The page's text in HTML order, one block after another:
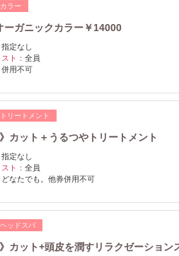
カラー
ーガニックカラー￥14000
指定なし
ト： 全員
併用不可
トリートメント
》カット＋うるつやトリートメント
指定なし
ト： 全員
どなたでも。他券併用不可
ヘッドスパ
》カット+頭皮を潤すリラクゼーション